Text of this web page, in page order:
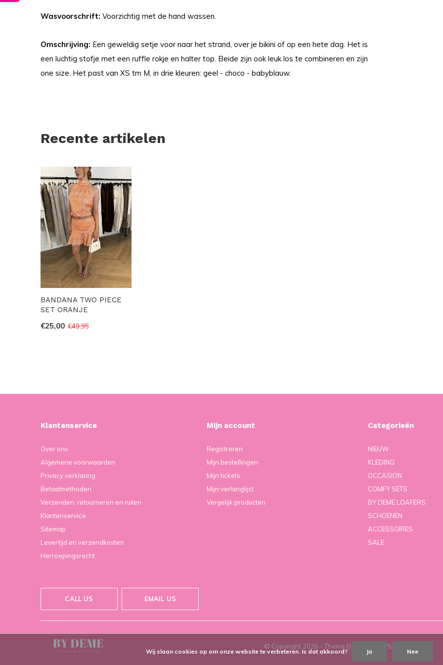
Wasvoorschrift: Voorzichtig met de hand wassen.
Omschrijving: Een geweldig setje voor naar het strand, over je bikini of op een hete dag. Het is
een luchtig stofje met een ruffle rokje en halter top. Beide zijn ook leuk los te combineren en zijn
one size. Het past van XS tm M, in drie kleuren: geel - choco - babyblauw.
Recente artikelen
BANDANA TWO PIECE
SET ORANJE
€25,00 €49,95
Klantenservice
Over ons
Algemene voorwaarden
Privacy verklaring
Betaalmethoden
Verzenden, retourneren en ruilen
Klantenservice
Sitemap
Levertijd en verzendkosten
Herroepingsrecht
Mijn account
Registreren
Mijn bestellingen
Mijn tickets
Mijn verlanglijst
Vergelijk producten
Categorieën
NIEUW
KLEDING
OCCASION
COMFY SETS
BY DEME LOAFERS
SCHOENEN
ACCESSOIRES
SALE
CALL US EMAIL US
© Copyright 2026 - Theme By Plus+
Wij slaan cookies op om onze website te verbeteren. Is dat akkoord? Ja Nee